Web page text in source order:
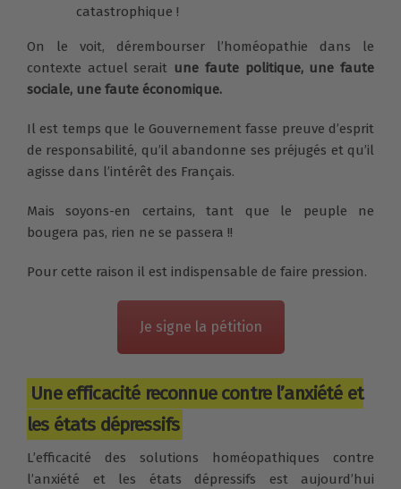
catastrophique !
On le voit, dérembourser l’homéopathie dans le
contexte actuel serait une faute politique, une faute
sociale, une faute économique.
Il est temps que le Gouvernement fasse preuve d’esprit
de responsabilité, qu’il abandonne ses préjugés et qu’il
agisse dans l’intérêt des Français.
Mais soyons-en certains, tant que le peuple ne
bougera pas, rien ne se passera !!
Pour cette raison il est indispensable de faire pression.
Je signe la pétition
Une efficacité reconnue contre l’anxiété et
les états dépressifs
L’efficacité des solutions homéopathiques contre
l’anxiété et les états dépressifs est aujourd’hui